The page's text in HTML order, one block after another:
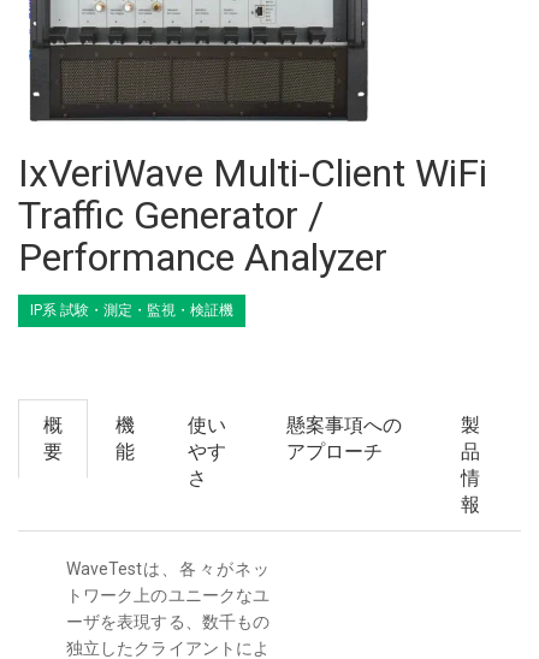
IxVeriWave Multi-Client WiFi
Traffic Generator /
Performance Analyzer
IP系 試験・測定・監視・検証機
概
要
機
能
使い
やす
さ
懸案事項への
アプローチ
製
品
情
報
WaveTestは、各々がネッ
トワーク上のユニークなユ
ーザを表現する、数千もの
独立したクライアントによ